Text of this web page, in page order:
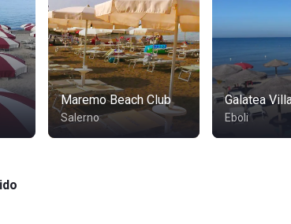
Maremo Beach Club
Salerno
Galatea
Eboli